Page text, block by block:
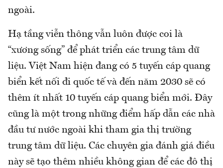
ngoài.
Hạ tầng viễn thông vẫn luôn được coi là
“xương sống” để phát triển các trung tâm dữ
liệu. Việt Nam hiện đang có 5 tuyến cáp quang
biển kết nối đi quốc tế và đến năm 2030 sẽ có
thêm ít nhất 10 tuyến cáp quang biển mới. Đây
cũng là một trong những điểm hấp dẫn các nhà
đầu tư nước ngoài khi tham gia thị trường
trung tâm dữ liệu. Các chuyên gia đánh giá điều
này sẽ tạo thêm nhiều không gian để các đô thị